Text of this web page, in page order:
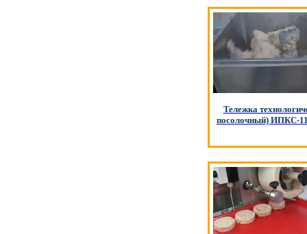
Тележка
посолочный) ИПКС-